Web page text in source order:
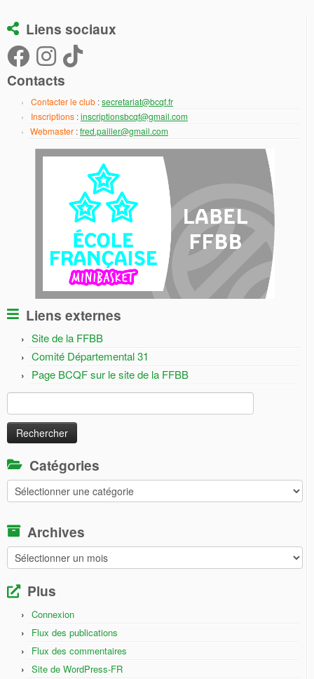
Liens sociaux
Contacts
Contacter le club :secretariat@bcqf.fr
Inscriptions :inscriptionsbcqf@gmail.com
Webmaster :fred.pailler@gmail.com
Liens externes
Site de la FFBB
Comité Départemental 31
Page BCQF sur le site de la FFBB
Rechercher :
Catégories
Catégories
Archives
Archives
Plus
Connexion
Flux des publications
Flux des commentaires
Site de WordPress-FR